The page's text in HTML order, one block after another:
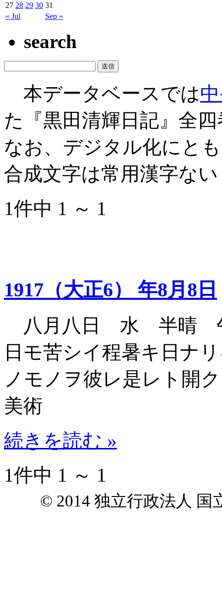
« Jul Sep »
27 28 29 30 31
search
本データベースでは
た『黒田清輝日記』全
なお、デジタル化にと
合成文字は常用漢字な
1件中 1 ～ 1
1917（大正6） 年8月8日
八月八日 水 半晴
日モ苦シイ程暑キ日
ノモノヲ彼レ是レト開
美術
続きを読む »
1件中 1 ～ 1
© 2014 独立行政法人 国